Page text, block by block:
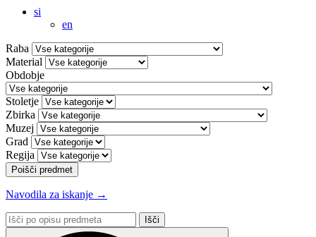
si
en
Raba
Material
Obdobje
Stoletje
Zbirka
Muzej
Grad
Regija
Poišči predmet
Navodila za iskanje →
Išči
po